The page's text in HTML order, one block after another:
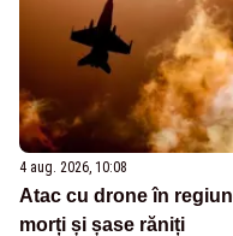
4 aug. 2026, 10:08
Atac cu drone în
morți și șase răniți